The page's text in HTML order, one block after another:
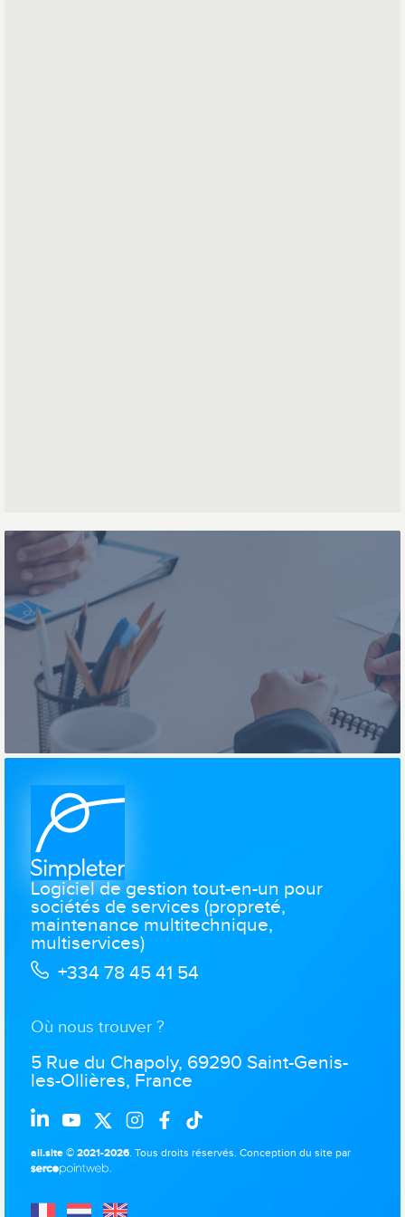
Logiciel de gestion tout-en-un pour
sociétés de services (propreté,
maintenance multitechnique,
multiservices)
+334 78 45 41 54
Où nous trouver ?
5 Rue du Chapoly, 69290 Saint-Genis-
les-Ollières, France
all.site © 2021-2026. Tous droits réservés. Conception du site par